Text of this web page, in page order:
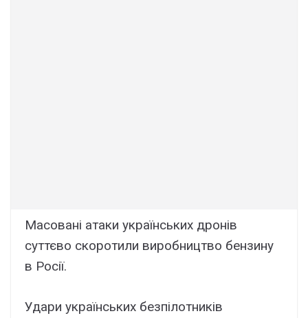
Масовані атаки українських дронів
суттєво скоротили виробництво бензину
в Росії.
Удари українських безпілотників